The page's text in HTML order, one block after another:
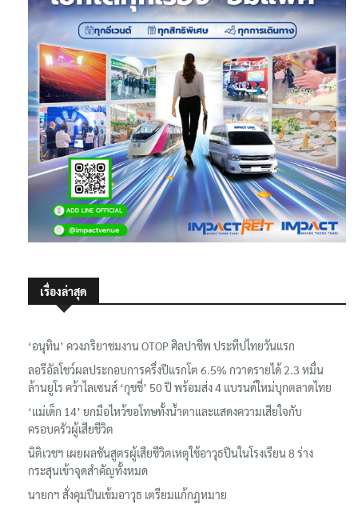
เรื่องล่าสุด
‘อนุทิน’ ควงภริยาชมงาน OTOP ศิลปาชีพ ประทีปไทยวันแรก
ลอรีอัลโชว์ผลประกอบการครึ่งปีแรกโต 6.5% กวาดรายได้ 2.3 หมื่น
ล้านยูโร คว้าไลเซนส์ ‘กุชชี่’ 50 ปี พร้อมส่ง 4 แบรนด์ใหม่บุกตลาดไทย
‘แม่เด็ก 14’ ยกมือไหว้ขอโทษทั้งน้ำตาและแสดงความเสียใจกับ
ครอบครัวผู้เสียชีวิต
นิติเวชฯ เผยผลชันสูตรผู้เสียชีวิตเหตุใช้อาวุธปืนในโรงเรียน 8 ร่าง
กระสุนเข้าจุดสำคัญทั้งหมด
นายกฯ สั่งคุมปืนเข้มอาวุธ เตรียมแก้กฎหมาย